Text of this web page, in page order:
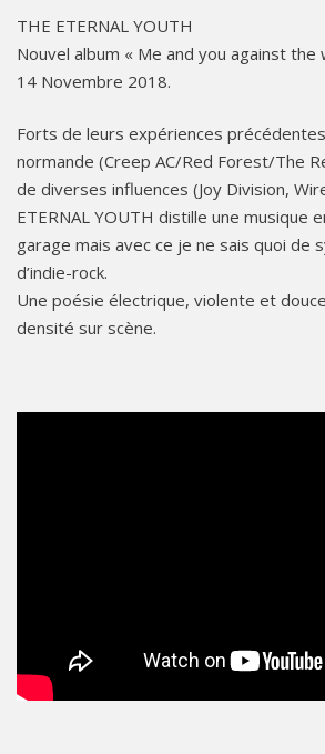
THE ETERNAL YOUTH
Nouvel album « Me and you against
14 Novembre 2018.
Forts de leurs expériences
normande (Creep AC/Red Forest/The
de diverses influences (Joy Division,
ETERNAL YOUTH distille une musique
garage mais avec ce je ne sais quoi de
d’indie-rock.
Une poésie électrique, violente et
densité sur scène.
data-video='